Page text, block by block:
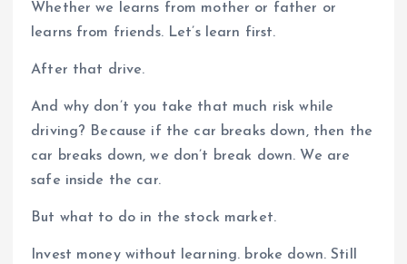
Whether we learns from mother or father or
learns from friends. Let’s learn first.
After that drive.
And why don’t you take that much risk while
driving? Because if the car breaks down, then the
car breaks down, we don’t break down. We are
safe inside the car.
But what to do in the stock market.
Invest money without learning. broke down. Still